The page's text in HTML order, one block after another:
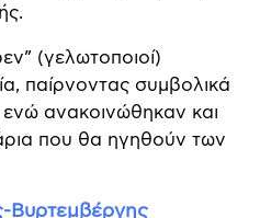
(γελωτοποιοί)
παίρνοντας συμβολικά
ανακοινώθηκαν και
που θα ηγηθούν των
Βυρτεμβέργης